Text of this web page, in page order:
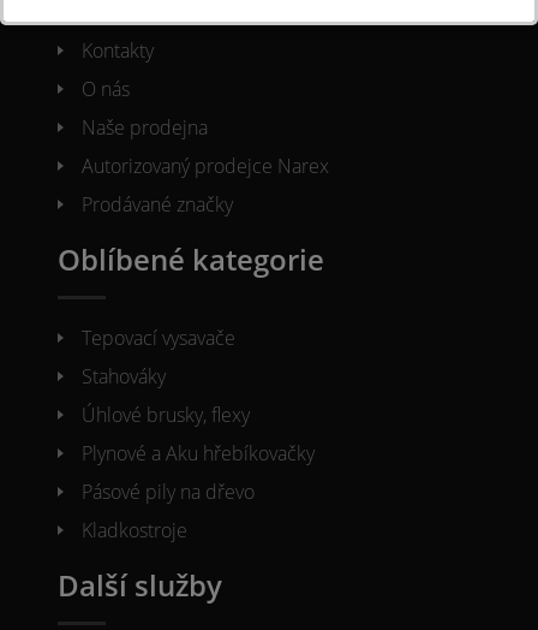
Kontakty
O nás
Naše prodejna
Autorizovaný prodejce Narex
Prodávané značky
Oblíbené kategorie
Tepovací vysavače
Stahováky
Úhlové brusky, flexy
Plynové a Aku hřebíkovačky
Pásové pily na dřevo
Kladkostroje
Další služby